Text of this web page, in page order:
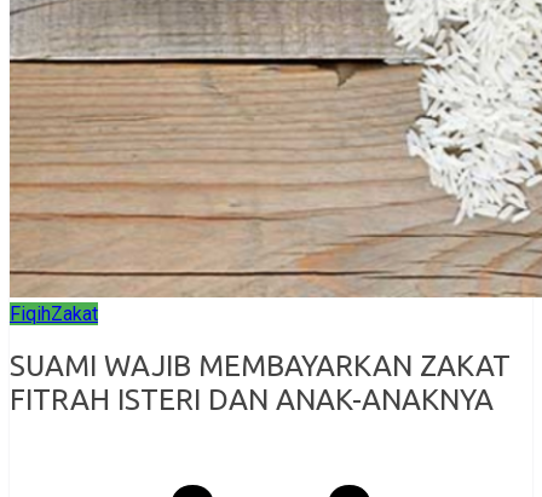
FiqihZakat
SUAMI WAJIB MEMBAYARKAN ZAKAT
FITRAH ISTERI DAN ANAK-ANAKNYA